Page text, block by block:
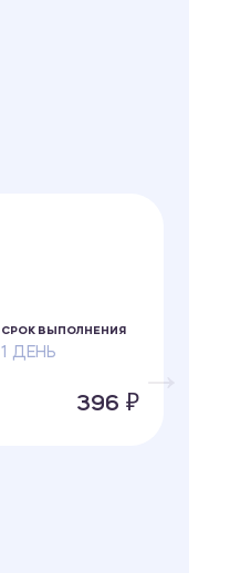
СРОК ВЫПОЛНЕНИЯ
1 ДЕНЬ
396 ₽